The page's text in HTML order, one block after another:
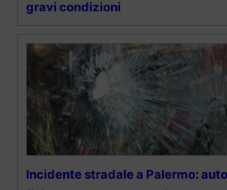
gravi condizioni
Incidente stradale a Palermo: